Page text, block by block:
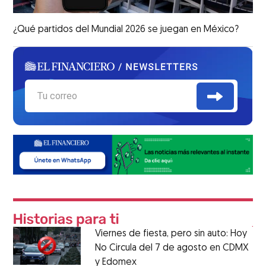
¿Qué partidos del Mundial 2026 se juegan en México?
Viernes de fiesta, pero sin auto: Hoy
No Circula del 7 de agosto en CDMX
y Edomex